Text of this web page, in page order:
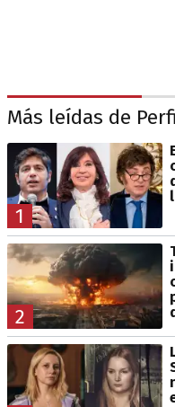
Más leídas de
1
2